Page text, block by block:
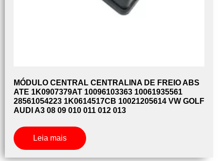
MÓDULO CENTRAL CENTRALINA DE FREIO ABS
ATE 1K0907379AT 10096103363 10061935561
28561054223 1K0614517CB 10021205614 VW GOLF
AUDI A3 08 09 010 011 012 013
Leia mais